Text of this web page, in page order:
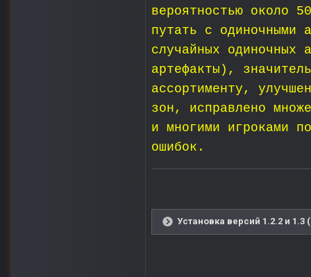
вероятностью около
путать с одиночными
случайных одиночных
артефакты),
ассортименту,
зон, исправлено
и многими игроками
ошибок.
Установка версий 1.2.2 и 1.3